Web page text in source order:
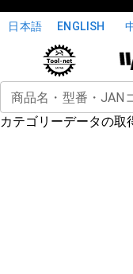
日本語 ENGLISH
商品名・型番・JAN
カテゴリーデータの取